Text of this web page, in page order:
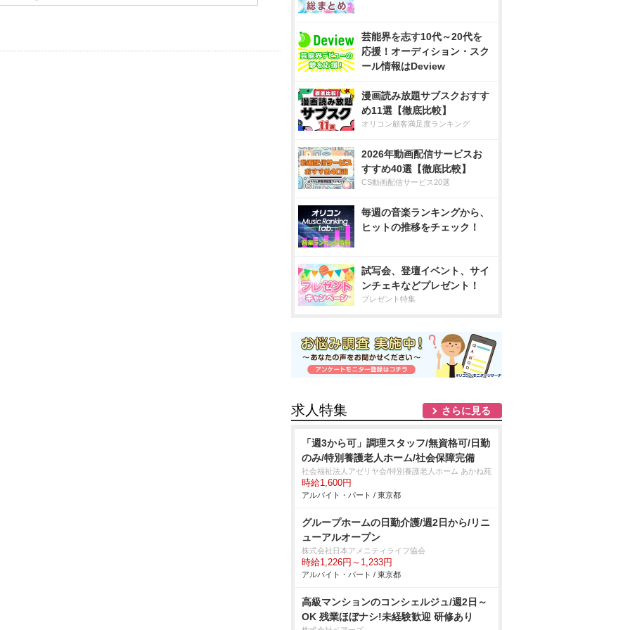
芸能界を志す10代～20代を
応援！オーディション・スク
ール情報はDeview
漫画読み放題サブスクおすす
め11選【徹底比較】
オリコン顧客満足度ランキング
2026年動画配信サービスお
すすめ40選【徹底比較】
CS動画配信サービス20選
毎週の音楽ランキングから、
ヒットの推移をチェック！
試写会、登壇イベント、サイ
ンチェキなどプレゼント！
プレゼント特集
求人特集 さらに見る
「週3から可」調理スタッフ/無資格可/日勤
のみ/特別養護老人ホーム/社会保障完備
社会福祉法人アゼリヤ会/特別養護老人ホーム あかね苑
時給1,600円
アルバイト・パート / 東京都
グループホームの日勤介護/週2日から/リニ
ューアルオープン
株式会社日本アメニティライフ協会
時給1,226円～1,233円
アルバイト・パート / 東京都
高級マンションのコンシェルジュ/週2日～
OK 残業ほぼナシ!未経験歓迎 研修あり